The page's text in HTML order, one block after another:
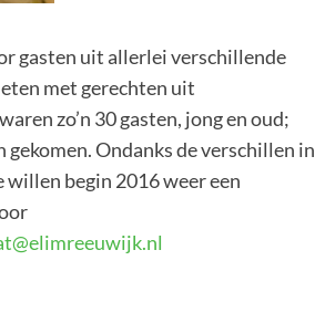
gasten uit allerlei verschillende
met gerechten uit
zo’n 30 gasten, jong en oud;
Ondanks de verschillen in
begin 2016 weer een